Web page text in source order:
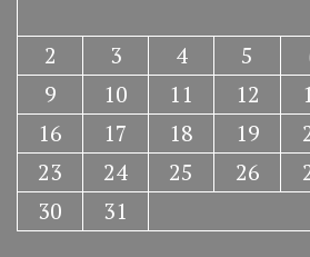
2
3 4 5
9
10 11 12
16
17 18 19
23
24 25 26
30
31